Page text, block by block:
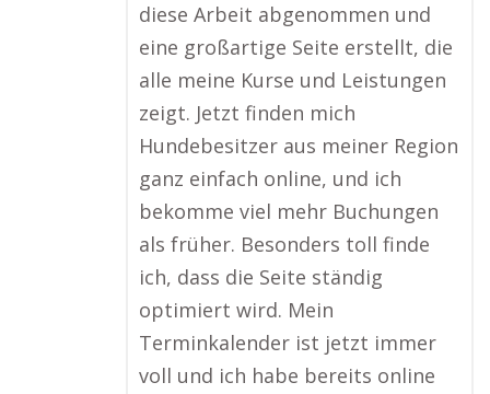
diese Arbeit abgenommen und
eine großartige Seite erstellt, die
alle meine Kurse und Leistungen
zeigt. Jetzt finden mich
Hundebesitzer aus meiner Region
ganz einfach online, und ich
bekomme viel mehr Buchungen
als früher. Besonders toll finde
ich, dass die Seite ständig
optimiert wird. Mein
Terminkalender ist jetzt immer
voll und ich habe bereits online